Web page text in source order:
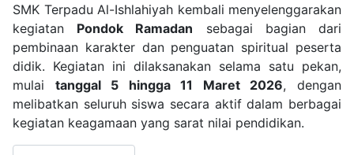
SMK Terpadu Al-Ishlahiyah kembali menyelenggarakan
kegiatan Pondok Ramadan sebagai bagian dari
pembinaan karakter dan penguatan spiritual peserta
didik. Kegiatan ini dilaksanakan selama satu pekan,
mulai tanggal 5 hingga 11 Maret 2026, dengan
melibatkan seluruh siswa secara aktif dalam berbagai
kegiatan keagamaan yang sarat nilai pendidikan.